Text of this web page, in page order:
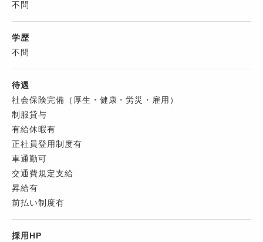
不問
学歴
不問
待遇
社会保険完備（厚生・健康・労災・雇用）
制服貸与
有給休暇有
正社員登用制度有
車通勤可
交通費規定支給
昇給有
前払い制度有
採用HP